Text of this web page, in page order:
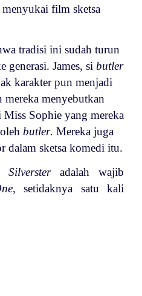
film sketsa
tradisi ini sudah turun
generasi. James, si butler
karakter pun menjadi
mereka menyebutkan
Sophie yang mereka
butler. Mereka juga
dalam sketsa komedi itu.
Silversteradalah wajib
, setidaknya satu kali